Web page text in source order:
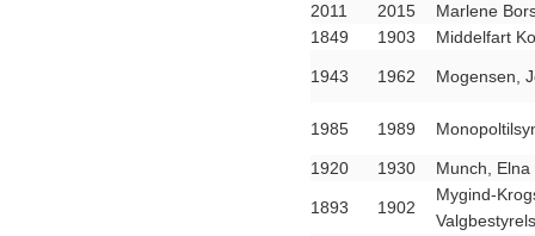
2011 2015
Marlene
1849
1903 Middelfart
1943 1962 Mogensen,
1985 1989
1920 1930 Munch,
1893 1902
Mygind-